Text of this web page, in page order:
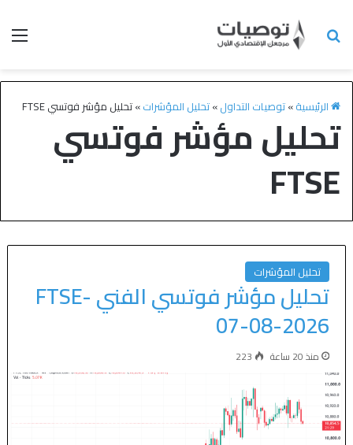
الرئيسية»توصيات التداول»تحليل المؤشرات»تحليل مؤشر فوتسي FTSE
تحليل مؤشر فوتسي
FTSE
تحليل المؤشرات
تحليل مؤشر فوتسي الفني FTSE-
07-08-2026
منذ 20 ساعة 223